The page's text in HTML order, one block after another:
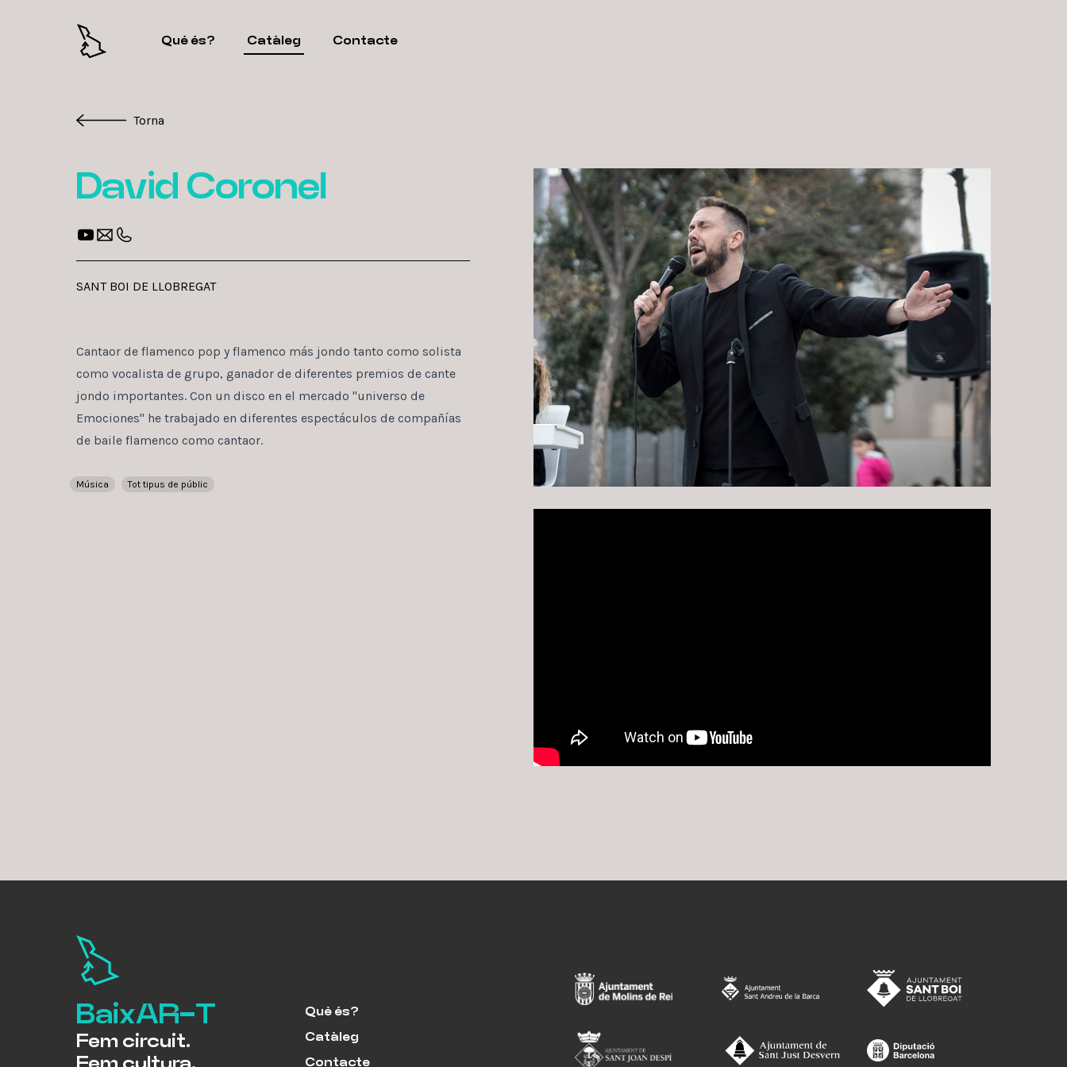
Qué és? Catàleg Contacte
Torna
David Coronel
SANT BOI DE LLOBREGAT
Cantaor de flamenco pop y flamenco más jondo tanto como solista
como vocalista de grupo, ganador de diferentes premios de cante
jondo importantes. Con un disco en el mercado "universo de
Emociones" he trabajado en diferentes espectáculos de compañías
de baile flamenco como cantaor.
Música Tot tipus de públic
BaixAR-T
Fem circuit.
Què és?
Catàleg
Contacte